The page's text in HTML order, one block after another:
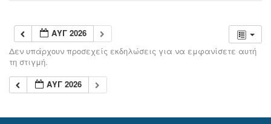
ΑΥΓ 2026
Δεν υπάρχουν προσεχείς εκδηλώσεις για να εμφανίσετε αυτή
τη στιγμή.
ΑΥΓ 2026